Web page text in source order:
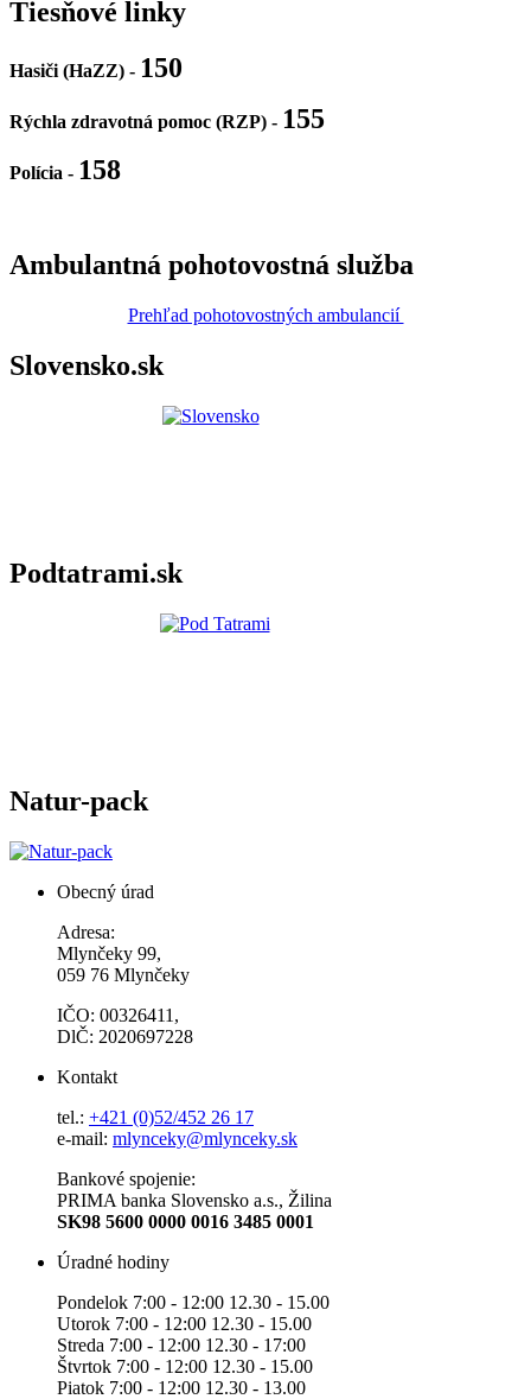
Tiesňové linky
Hasiči (HaZZ) - 150
Rýchla zdravotná pomoc (RZP) - 155
Polícia - 158
Ambulantná pohotovostná služba
Prehľad pohotovostných ambulancií
Slovensko.sk
Podtatrami.sk
Natur-pack
Obecný úrad
Adresa:
Mlynčeky 99,
059 76 Mlynčeky
IČO: 00326411,
DlČ: 2020697228
Kontakt
tel.: +421 (0)52/452 26 17
e-mail: mlynceky@mlynceky.sk
Bankové spojenie:
PRIMA banka Slovensko a.s., Žilina
SK98 5600 0000 0016 3485 0001
Úradné hodiny
Pondelok 7:00 - 12:00 12.30 - 15.00
Utorok 7:00 - 12:00 12.30 - 15.00
Streda 7:00 - 12:00 12.30 - 17:00
Štvrtok 7:00 - 12:00 12.30 - 15.00
Piatok 7:00 - 12:00 12.30 - 13.00